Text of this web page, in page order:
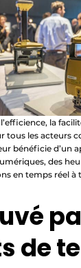
la
tous les acteurs
bénéficie d’un
des
en temps réel
de